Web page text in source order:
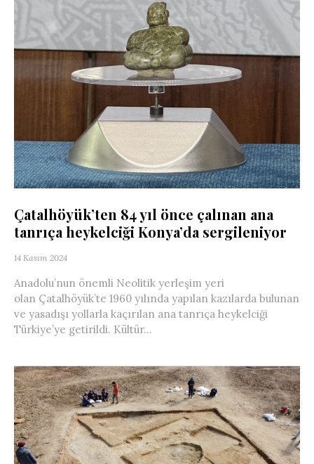
Çatalhöyük’ten 84 yıl önce çalınan ana
tanrıça heykelciği Konya’da sergileniyor
14 Kasım 2024
Anadolu’nun önemli Neolitik yerleşim yeri
olan Çatalhöyük’te 1960 yılında yapılan kazılarda bulunan
ve yasadışı yollarla kaçırılan ana tanrıça heykelciği
Türkiye’ye getirildi. Kültür...